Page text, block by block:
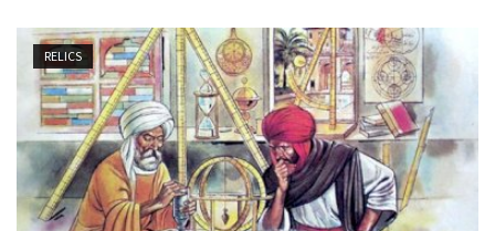
RELICS